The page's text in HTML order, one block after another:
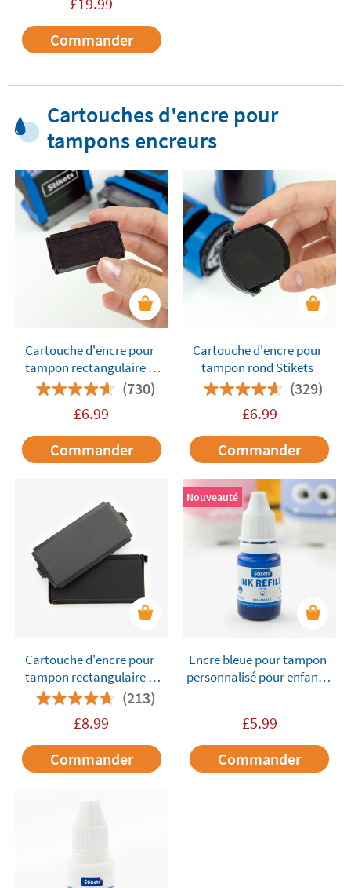
Commander
Cartouches d'encre pour
tampons encreurs
Cartouche d'encre pour
tampon rectangulaire 2
lignes Stikets(730)
£6.99
Commander
Cartouche d'encre pour
tampon rond Stikets
(329)
£6.99
Commander
Cartouche d'encre pour
tampon rectangulaire 4
lignes Stikets(213)
£8.99
Commander
Nouveauté
Encre bleue pour tampon
personnalisé pour enfants
£5.99
Commander